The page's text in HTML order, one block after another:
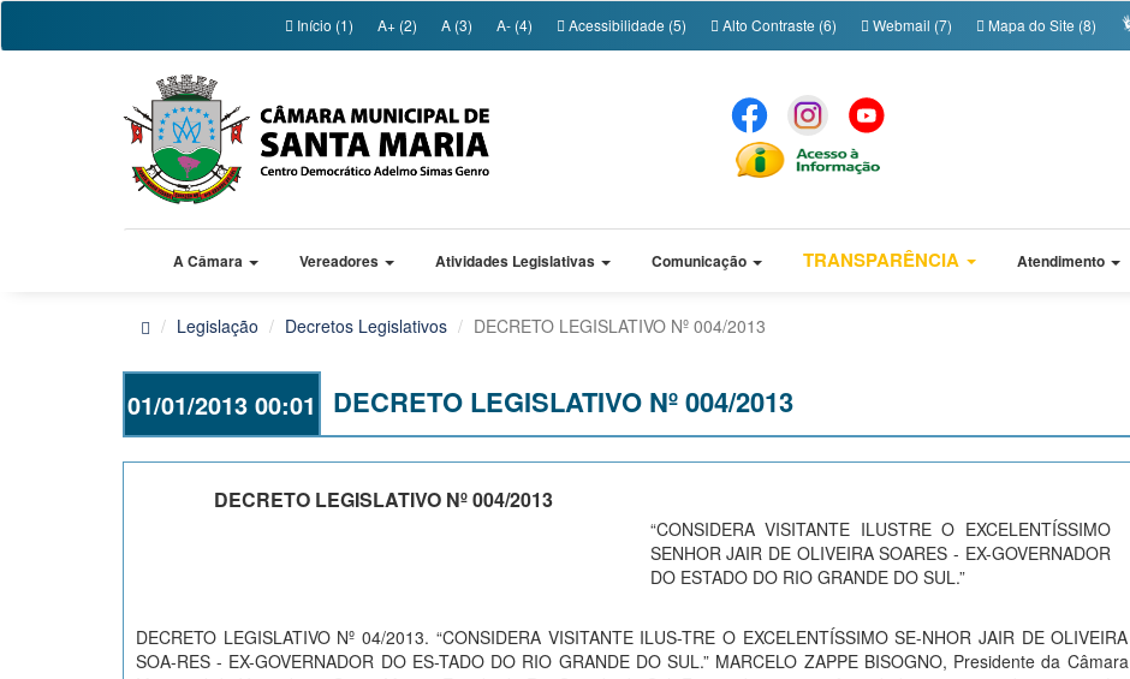
Início (1) A+ (2) A (3) A- (4) Acessibilidade (5) Alto Contraste (6) Webmail (7) Mapa do Site (8)
A Câmara Vereadores Atividades Legislativas Comunicação TRANSPARÊNCIA Atendimento
Legislação Decretos Legislativos DECRETO LEGISLATIVO Nº 004/2013
01/01/2013 00:01 DECRETO LEGISLATIVO Nº 004/2013
DECRETO LEGISLATIVO Nº 004/2013
“CONSIDERA VISITANTE ILUSTRE O EXCELENTÍSSIMO
SENHOR JAIR DE OLIVEIRA SOARES - EX-GOVERNADOR
DO ESTADO DO RIO GRANDE DO SUL.”
DECRETO LEGISLATIVO Nº 04/2013. “CONSIDERA VISITANTE ILUS-TRE O EXCELENTÍSSIMO SE-NHOR JAIR DE OLIVEIRA
SOA-RES - EX-GOVERNADOR DO ES-TADO DO RIO GRANDE DO SUL.” MARCELO ZAPPE BISOGNO, Presidente da Câmara